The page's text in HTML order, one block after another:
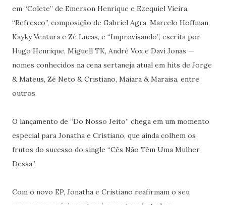
em “Colete” de Emerson Henrique e Ezequiel Vieira,
“Refresco”, composição de Gabriel Agra, Marcelo Hoffman,
Kayky Ventura e Zé Lucas, e “Improvisando”, escrita por
Hugo Henrique, Miguell TK, André Vox e Davi Jonas —
nomes conhecidos na cena sertaneja atual em hits de Jorge
& Mateus, Zé Neto & Cristiano, Maiara & Maraisa, entre
outros.
O lançamento de “Do Nosso Jeito” chega em um momento
especial para Jonatha e Cristiano, que ainda colhem os
frutos do sucesso do single “Cês Não Têm Uma Mulher
Dessa”.
Com o novo EP, Jonatha e Cristiano reafirmam o seu